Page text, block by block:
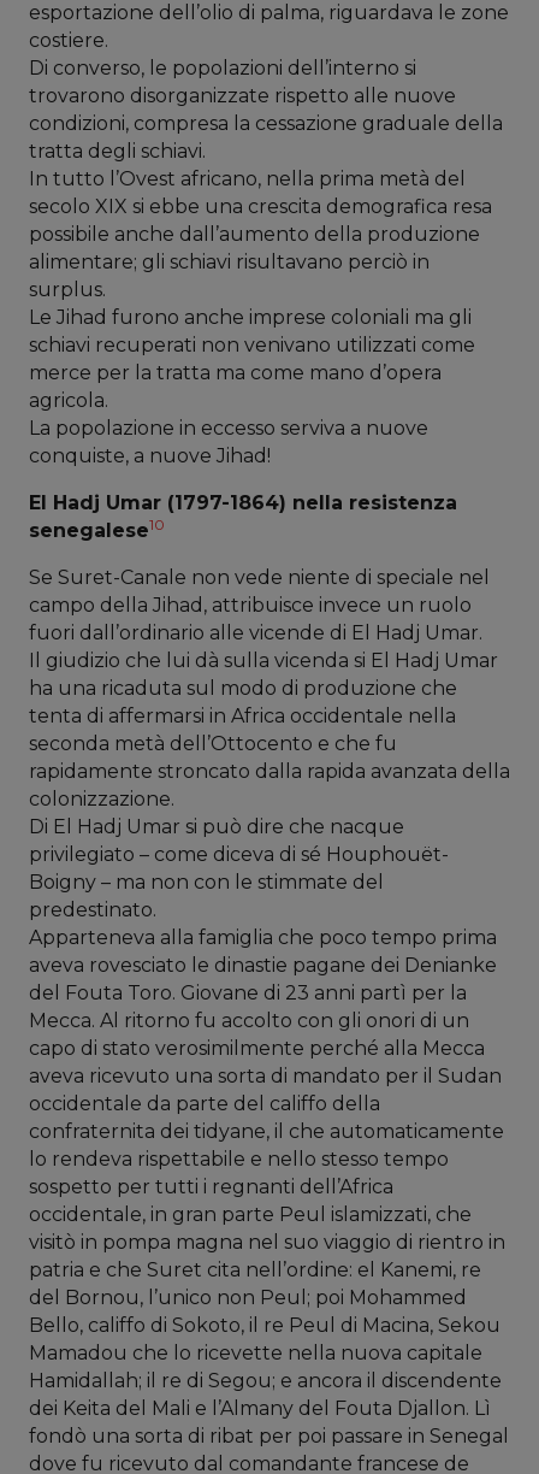
esportazione dell’olio di palma, riguardava le zone
costiere.
Di converso, le popolazioni dell’interno si
trovarono disorganizzate rispetto alle nuove
condizioni, compresa la cessazione graduale della
tratta degli schiavi.
In tutto l’Ovest africano, nella prima metà del
secolo XIX si ebbe una crescita demografica resa
possibile anche dall’aumento della produzione
alimentare; gli schiavi risultavano perciò in
surplus.
Le Jihad furono anche imprese coloniali ma gli
schiavi recuperati non venivano utilizzati come
merce per la tratta ma come mano d’opera
agricola.
La popolazione in eccesso serviva a nuove
conquiste, a nuove Jihad!
El Hadj Umar (1797-1864) nella resistenza
senegalese10
Se Suret-Canale non vede niente di speciale nel
campo della Jihad, attribuisce invece un ruolo
fuori dall’ordinario alle vicende di El Hadj Umar.
Il giudizio che lui dà sulla vicenda si El Hadj Umar
ha una ricaduta sul modo di produzione che
tenta di affermarsi in Africa occidentale nella
seconda metà dell’Ottocento e che fu
rapidamente stroncato dalla rapida avanzata della
colonizzazione.
Di El Hadj Umar si può dire che nacque
privilegiato – come diceva di sé Houphouët-
Boigny – ma non con le stimmate del
predestinato.
Apparteneva alla famiglia che poco tempo prima
aveva rovesciato le dinastie pagane dei Denianke
del Fouta Toro. Giovane di 23 anni partì per la
Mecca. Al ritorno fu accolto con gli onori di un
capo di stato verosimilmente perché alla Mecca
aveva ricevuto una sorta di mandato per il Sudan
occidentale da parte del califfo della
confraternita dei tidyane, il che automaticamente
lo rendeva rispettabile e nello stesso tempo
sospetto per tutti i regnanti dell’Africa
occidentale, in gran parte Peul islamizzati, che
visitò in pompa magna nel suo viaggio di rientro in
patria e che Suret cita nell’ordine: el Kanemi, re
del Bornou, l’unico non Peul; poi Mohammed
Bello, califfo di Sokoto, il re Peul di Macina, Sekou
Mamadou che lo ricevette nella nuova capitale
Hamidallah; il re di Segou; e ancora il discendente
dei Keita del Mali e l’Almany del Fouta Djallon. Lì
fondò una sorta di ribat per poi passare in Senegal
dove fu ricevuto dal comandante francese de